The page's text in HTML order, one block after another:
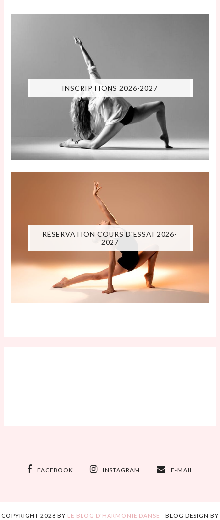
INSCRIPTIONS 2026-2027
RÉSERVATION COURS D'ESSAI 2026-
2027
FACEBOOK INSTAGRAM E-MAIL
COPYRIGHT 2026 BY LE BLOG D'HARMONIE DANSE - BLOG DESIGN BY